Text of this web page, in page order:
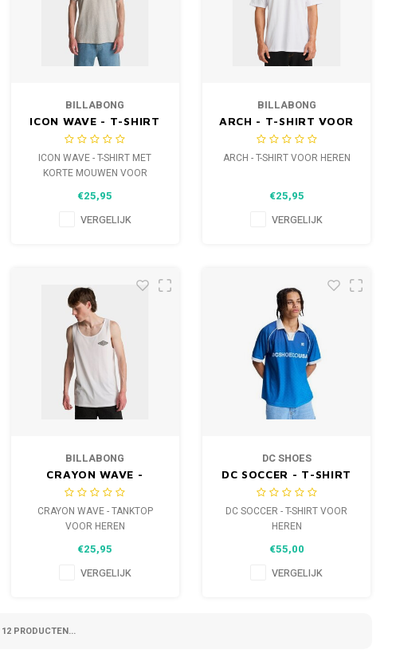
BILLABONG
ICON WAVE - T-SHIRT
MET KORTE MOUWEN
VOOR HEREN
ICON WAVE - T-SHIRT MET
KORTE MOUWEN VOOR
€25,95
VERGELIJK
BILLABONG
ARCH - T-SHIRT VOOR
HEREN
ARCH - T-SHIRT VOOR HEREN
€25,95
VERGELIJK
BILLABONG
CRAYON WAVE -
TANKTOP VOOR
HEREN
CRAYON WAVE - TANKTOP
VOOR HEREN
€25,95
VERGELIJK
DC SHOES
DC SOCCER - T-SHIRT
VOOR HEREN
DC SOCCER - T-SHIRT VOOR
HEREN
€55,00
VERGELIJK
12 PRODUCTEN...